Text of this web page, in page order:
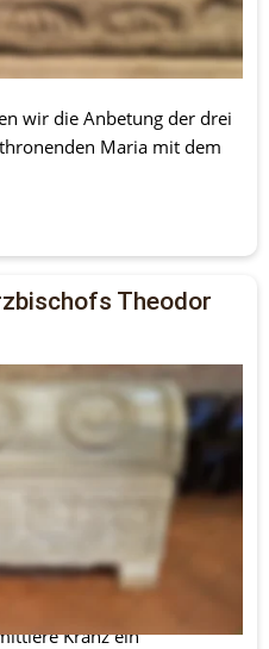
keinerlei Schaden zu, so
Weise gerettet
wir die Anbetung der drei
Maria mit dem
Theodor
frühchristlichen
aus dem 2. Drittel des 5.
zeigt in der Mitte ein
mit den griechischen
- Sinnbild für Anfang und
Pfauen, die in der Antike
Außerdem sind
zieren drei
Kranz ein